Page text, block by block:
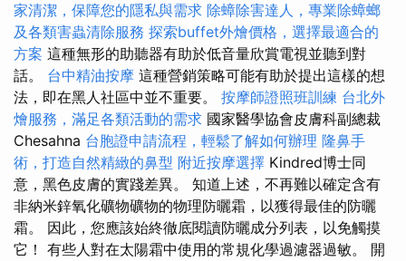
家清潔，保障您的隱私與需求 除蟑除害達人，專業除蟑螂
及各類害蟲清除服務 探索buffet外燴價格，選擇最適合的
方案 這種無形的助聽器有助於低音量欣賞電視並聽到對
話。 台中精油按摩 這種營銷策略可能有助於提出這樣的想
法，即在黑人社區中並不重要。 按摩師證照班訓練 台北外
燴服務，滿足各類活動的需求 國家醫學協會皮膚科副總裁
Chesahna 台胞證申請流程，輕鬆了解如何辦理 隆鼻手
術，打造自然精緻的鼻型 附近按摩選擇 Kindred博士同
意，黑色皮膚的實踐差異。 知道上述，不再難以確定含有
非納米鋅氧化礦物礦物的物理防曬霜，以獲得最佳的防曬
霜。 因此，您應該始終徹底閱讀防曬成分列表，以免觸摸
它！ 有些人對在太陽霜中使用的常規化學過濾器過敏。 開